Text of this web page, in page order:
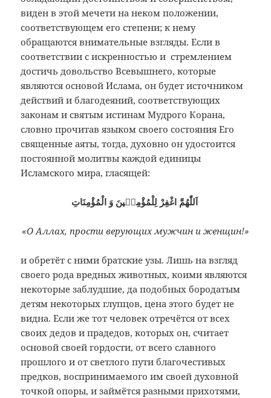
виден в этой мечети на неком положении,
соответствующем его степени; к нему
обращаются внимательные взгляды. Если в
соответствии с искренностью и стремлением
достичь довольство Всевышнего, которые
являются основой Ислама, он будет источником
действий и благодеяний, соответствующих
законам и святым истинам Мудрого Корана,
словно прочитав языком своего состояния Его
священные аяты, тогда, духовно он удостоится
постоянной молитвы каждой единицы
Исламского мира, гласящей:
اَللّٰهُمَّ اغْفِرْ لِلْمُؤْمِنٖينَ وَ الْمُؤْمِنَاتِ
«О Аллах, прости верующих мужчин и женщин!»
и обретёт с ними братские узы. Лишь на взгляд
своего рода вредных животных, коими являются
некоторые заблудшие, да подобных бородатым
детям некоторых глупцов, цена этого будет не
видна. Если же тот человек отречётся от всех
своих дедов и прадедов, которых он, считает
основой своей гордости, от всего славного
прошлого и от светлого пути благочестивых
предков, воспринимаемого им своей духовной
точкой опоры, и займётся разными прихотями,